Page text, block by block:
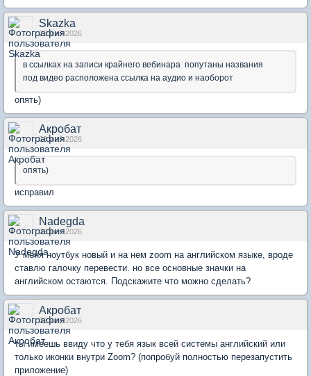
Skazka
23 май 2026
в ссылках на записи крайнего вебинара попутаны названия
под видео расположена ссылка на аудио и наоборот
опять)
Акробат
23 май 2026
опять)
исправил
Nadegda
02 июн 2026
У меня ноутбук новый и на нем zoom на английском языке, вроде
ставлю галочку перевести. но все основные значки на
английском остаются. Подскажите что можно сделать?
Акробат
02 июн 2026
ты имеешь ввиду что у тебя язык всей системы английский или
только иконки внутри Zoom? (попробуй полностью перезапустить
приложение)